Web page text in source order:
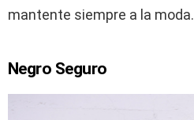
mantente siempre a la moda.
Negro Seguro